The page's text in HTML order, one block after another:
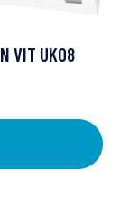
VIT UK08